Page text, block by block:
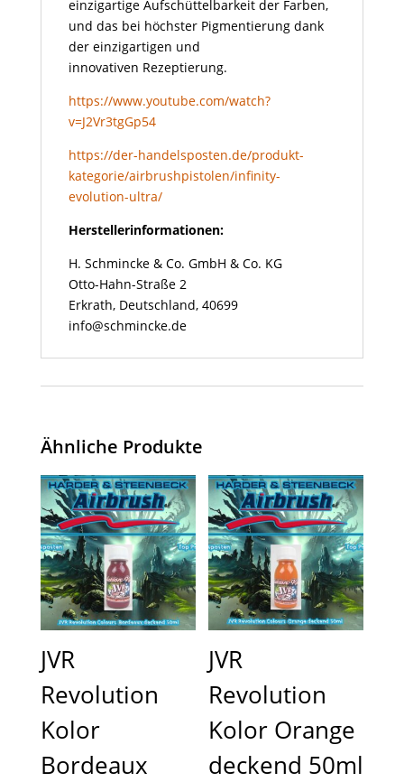
einzigartige Aufschüttelbarkeit der Farben,
und das bei höchster Pigmentierung dank
der einzigartigen und
innovativen Rezeptierung.
https://www.youtube.com/watch?
v=J2Vr3tgGp54
https://der-handelsposten.de/produkt-
kategorie/airbrushpistolen/infinity-
evolution-ultra/
Herstellerinformationen:
H. Schmincke & Co. GmbH & Co. KG
Otto-Hahn-Straße 2
Erkrath, Deutschland, 40699
info@schmincke.de
Ähnliche Produkte
JVR
Revolution
Kolor
Bordeaux
JVR
Revolution
Kolor Orange
deckend 50ml